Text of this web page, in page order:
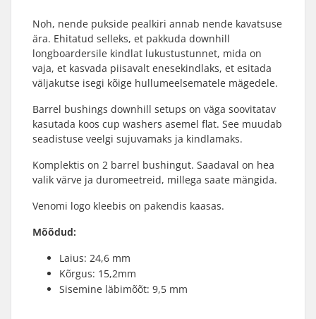
Noh, nende pukside pealkiri annab nende kavatsuse
ära. Ehitatud selleks, et pakkuda downhill
longboardersile kindlat lukustustunnet, mida on
vaja, et kasvada piisavalt enesekindlaks, et esitada
väljakutse isegi kõige hullumeelsematele mägedele.
Barrel bushings downhill setups on väga soovitatav
kasutada koos cup washers asemel flat. See muudab
seadistuse veelgi sujuvamaks ja kindlamaks.
Komplektis on 2 barrel bushingut. Saadaval on hea
valik värve ja duromeetreid, millega saate mängida.
Venomi logo kleebis on pakendis kaasas.
Mõõdud:
Laius: 24,6 mm
Kõrgus: 15,2mm
Sisemine läbimõõt: 9,5 mm